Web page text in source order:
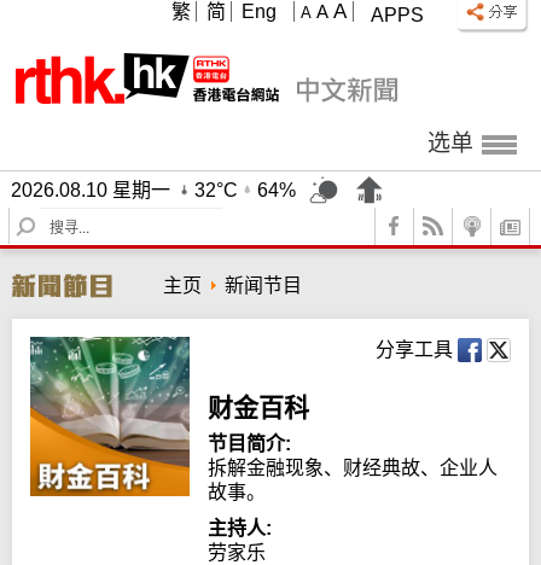
APPS
A A A
繁 简 Eng
选单
2026.08.10 星期一 32°C
64%
S
e
r
c
h
主页 新闻节目
分享工具
财金百科
节目简介:
拆解金融现象、财经典故、企业人
故事。
主持人:
劳家乐